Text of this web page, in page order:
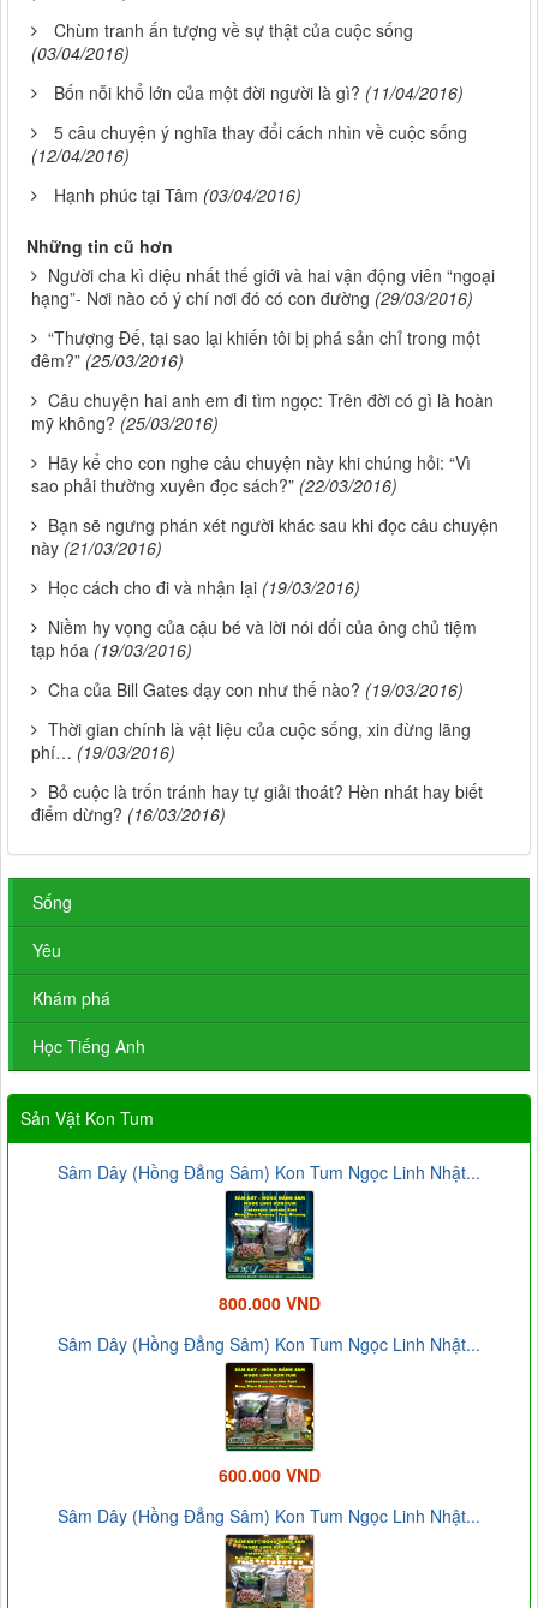
Chùm tranh ấn tượng về sự thật của cuộc sống
(03/04/2016)
Bốn nỗi khổ lớn của một đời người là gì? (11/04/2016)
5 câu chuyện ý nghĩa thay đổi cách nhìn về cuộc sống
(12/04/2016)
Hạnh phúc tại Tâm (03/04/2016)
Những tin cũ hơn
Người cha kì diệu nhất thế giới và hai vận động viên “ngoại
hạng”- Nơi nào có ý chí nơi đó có con đường (29/03/2016)
“Thượng Đế, tại sao lại khiến tôi bị phá sản chỉ trong một
đêm?” (25/03/2016)
Câu chuyện hai anh em đi tìm ngọc: Trên đời có gì là hoàn
mỹ không? (25/03/2016)
Hãy kể cho con nghe câu chuyện này khi chúng hỏi: “Vì
sao phải thường xuyên đọc sách?” (22/03/2016)
Bạn sẽ ngưng phán xét người khác sau khi đọc câu chuyện
này (21/03/2016)
Học cách cho đi và nhận lại (19/03/2016)
Niềm hy vọng của cậu bé và lời nói dối của ông chủ tiệm
tạp hóa (19/03/2016)
Cha của Bill Gates dạy con như thế nào? (19/03/2016)
Thời gian chính là vật liệu của cuộc sống, xin đừng lãng
phí… (19/03/2016)
Bỏ cuộc là trốn tránh hay tự giải thoát? Hèn nhát hay biết
điểm dừng? (16/03/2016)
Sống
Yêu
Khám phá
Học Tiếng Anh
Sản Vật Kon Tum
Sâm Dây (Hồng Đẳng Sâm) Kon Tum Ngọc Linh Nhật...
800.000 VND
Sâm Dây (Hồng Đẳng Sâm) Kon Tum Ngọc Linh Nhật...
600.000 VND
Sâm Dây (Hồng Đẳng Sâm) Kon Tum Ngọc Linh Nhật...